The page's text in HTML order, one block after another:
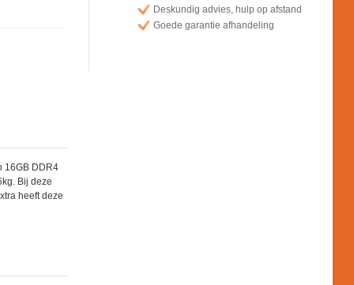
Deskundig advies, hulp op afstand
Goede garantie afhandeling
16GB DDR4
Bij deze
heeft deze